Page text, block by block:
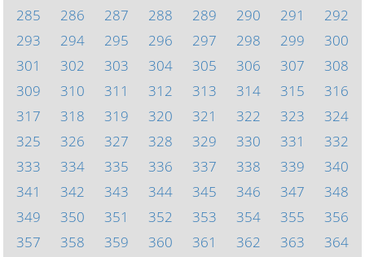
285
286 287 288 289 290 291
292
293
294 295 296 297 298 299
300
301
302 303 304 305 306 307
308
309
310 311 312 313 314 315
316
317
318 319 320 321 322 323
324
325
326 327 328 329 330 331
332
333
334 335 336 337 338 339
340
341
342 343 344 345 346 347
348
349
350 351 352 353 354 355
356
357
358 359 360 361 362 363 364